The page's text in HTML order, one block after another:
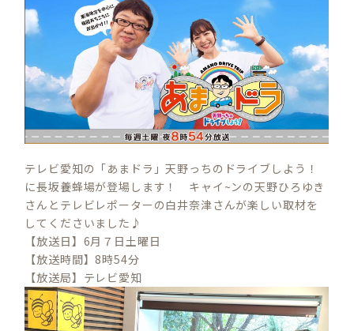
テレビ愛知の「あまドラ」天野っちのドライブしよう！
に長坂養蜂場が登場します！ キャイ~ンの天野ひろゆき
さんとテレビレポーターの白井奈津さんが楽しい取材を
してくださいました♪
【放送日】6月７日土曜日
【放送時間】8時54分
【放送局】テレビ愛知